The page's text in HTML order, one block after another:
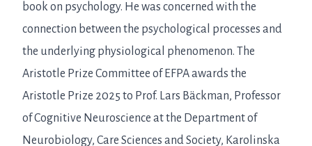
book on psychology. He was concerned with the
connection between the psychological processes and
the underlying physiological phenomenon. The
Aristotle Prize Committee of EFPA awards the
Aristotle Prize 2025 to Prof. Lars Bäckman, Professor
of Cognitive Neuroscience at the Department of
Neurobiology, Care Sciences and Society, Karolinska